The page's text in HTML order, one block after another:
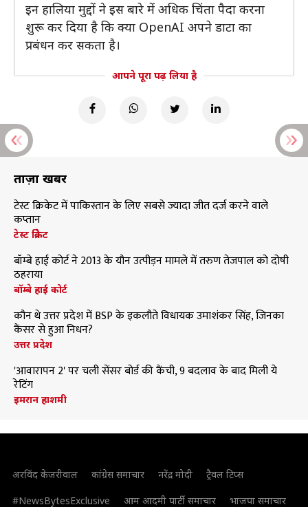
इन हालिया मुद्दों ने इस बारे में अधिक चिंता पैदा करना
शुरू कर दिया है कि क्या OpenAI अपने डाटा का
प्रबंधन कर सकता है।
आपने पूरा पढ़ लिया है
ताज़ा खबरें
टेस्ट क्रिकेट में पाकिस्तान के लिए सबसे ज्यादा जीत दर्ज करने वाले
कप्तान
टेस्ट क्रिकेट
बॉम्बे हाई कोर्ट ने 2013 के यौन उत्पीड़न मामले में तरुण तेजपाल को दोषी
ठहराया
बॉम्बे हाई कोर्ट
कौन थे उत्तर प्रदेश में BSP के इकलौते विधायक उमाशंकर सिंह, जिनका
कैंसर से हुआ निधन?
उत्तर प्रदेश
'आवारापन 2' पर चली सेंसर बोर्ड की कैंची, 9 बदलाव के बाद मिली ये
रेटिंग
इमरान हाशमी
अरविंद केजरीवाल कांग्रेस समाचार नरेंद्र मोदी
ट्रैवल टिप्स
#NewsBytesExclusive
आम आदमी पार्टी समाचार भाजपा समाचार